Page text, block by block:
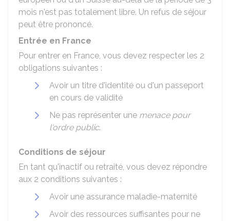
mois n'est pas totalement libre. Un refus de séjour
peut être prononcé.
Entrée en France
Pour entrer en France, vous devez respecter les 2
obligations suivantes :
Avoir un titre d'identité ou d'un passeport
en cours de validité
Ne pas représenter une menace pour
l'ordre public.
Conditions de séjour
En tant qu'inactif ou retraité, vous devez répondre
aux 2 conditions suivantes :
Avoir une assurance maladie-maternité
Avoir des ressources suffisantes pour ne